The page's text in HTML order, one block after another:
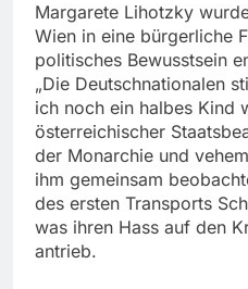
Margarete Lihotzky
Wien in eine bürgerliche
politisches Bewusstsein
„Die Deutschnationalen
ich noch ein halbes Kind
österreichischer
der Monarchie und
ihm gemeinsam
des ersten Transports
was ihren Hass auf den
antrieb.